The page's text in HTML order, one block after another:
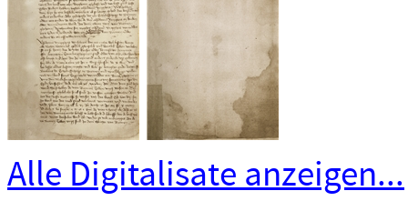
Alle Digitalisate anzeigen...